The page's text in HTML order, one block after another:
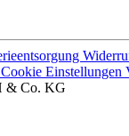
Cookie Einstellungen
& Co. KG